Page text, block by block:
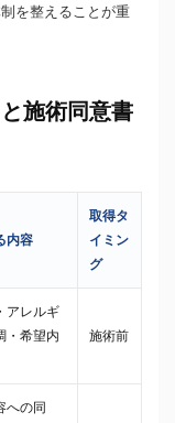
を整えることが重
施術同意書
内容
取得タ
イミン
グ
アレルギ
・希望内
施術前
への同